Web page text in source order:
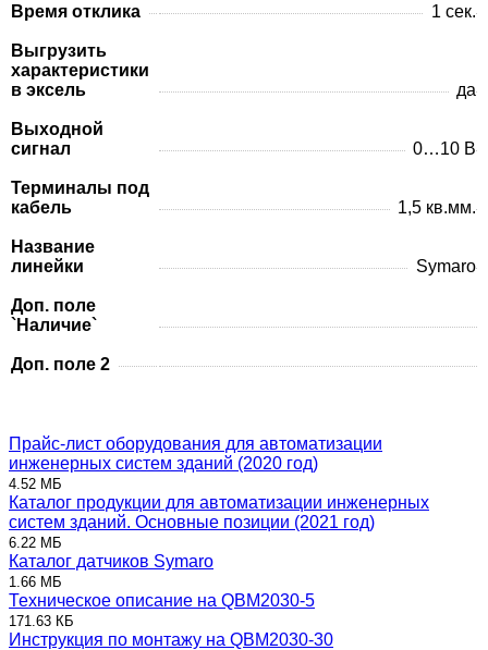
Время отклика 1 сек.
Выгрузить
характеристики
в эксель
да
Выходной
сигнал
0…10 В
Терминалы под
кабель
1,5 кв.мм.
Название
линейки
Symaro
Доп. поле
`Наличие`
Доп. поле 2
Прайс-лист оборудования для автоматизации
инженерных систем зданий (2020 год)
4.52 МБ
Каталог продукции для автоматизации инженерных
систем зданий. Основные позиции (2021 год)
6.22 МБ
Каталог датчиков Symaro
1.66 МБ
Техническое описание на QBM2030-5
171.63 КБ
Инструкция по монтажу на QBM2030-30